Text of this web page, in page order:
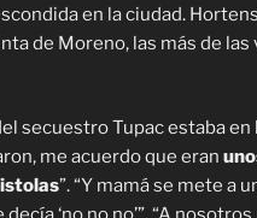
en la ciudad.
de Moreno, las más de las
secuestro Tupac estaba en
me acuerdo que eran
”. “Y mamá se mete a